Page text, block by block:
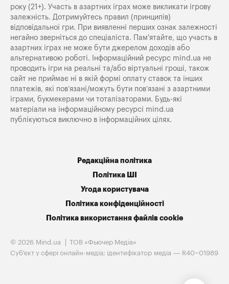
року (21+). Участь в азартних іграх може викликати ігрову
залежність. Дотримуйтесь правил (принципів)
відповідальної гри. При виявленні перших ознак залежності
негайно зверніться до спеціаліста. Пам'ятайте, що участь в
азартних іграх не може бути джерелом доходів або
альтернативою роботі. Інформаційний ресурс mind.ua не
проводить ігри на реальні та/або віртуальні гроші, також
сайт не приймає ні в якій формі оплату ставок та інших
платежів, які пов’язані/можуть бути пов’язані з азартними
іграми, букмекерами чи тоталізаторами. Будь-які
матеріали на інформаційному ресурсі mind.ua
публікуються виключно в інформаційних цілях.
Редакційна політика
Політика ШІ
Угода користувача
Політика конфіденційності
Політика використання файлів cookie
© 2026 Mind.ua
ТОВ «Фьючер Медiа»
Cуб'єкт у сфері онлайн-медіа; ідентифікатор медіа — R40−01989